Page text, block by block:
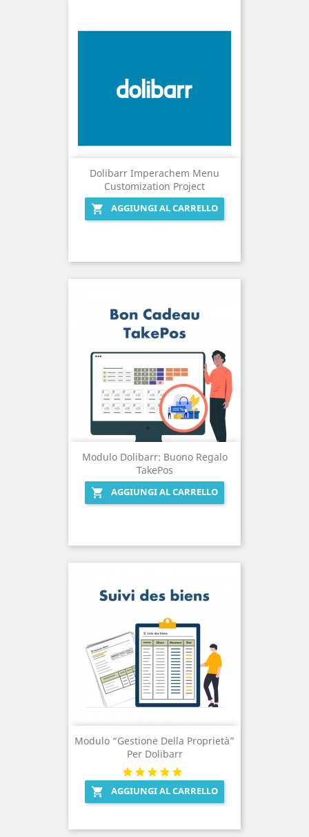
Dolibarr Imperachem Menu
Customization Project

AGGIUNGI AL CARRELLO
Modulo Dolibarr: Buono Regalo
TakePos

AGGIUNGI AL CARRELLO
Modulo “Gestione Della Proprietà”
Per Dolibarr
 AGGIUNGI AL CARRELLO